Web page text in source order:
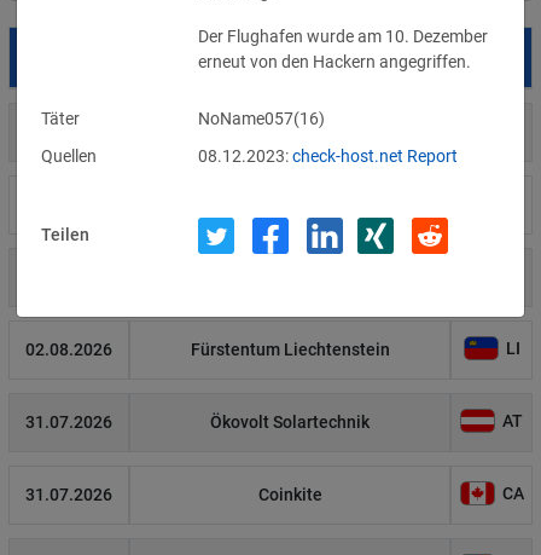
Betroffene Land
Meta
02.08.2026 Fürstentum Liechtenstein LI
31.07.2026 Ökovolt Solartechnik AT
31.07.2026 Coinkite CA
Der Flughafen wurde am 10. Dezember
erneut von den Hackern angegriffen.
Täter
NoName057(16)
Quellen
08.12.2023:check-host.net Report
Teilen